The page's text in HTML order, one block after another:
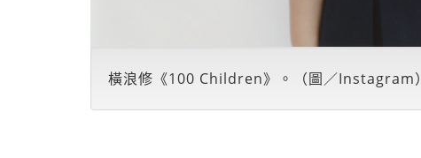
橫浪修《100 Children》。（圖／Instagram）